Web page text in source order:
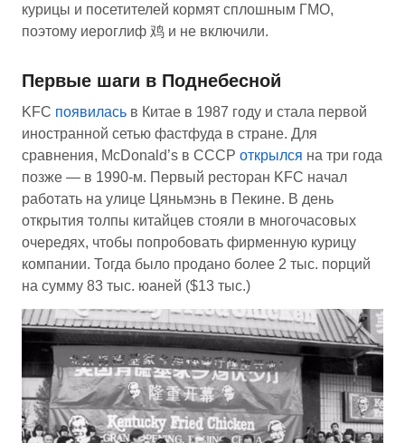
курицы и посетителей кормят сплошным ГМО,
поэтому иероглиф 鸡 и не включили.
Первые шаги в Поднебесной
KFC появилась в Китае в 1987 году и стала первой
иностранной сетью фастфуда в стране. Для
сравнения, McDonald’s в СССР открылся на три года
позже — в 1990-м. Первый ресторан KFC начал
работать на улице Цяньмэнь в Пекине. В день
открытия толпы китайцев стояли в многочасовых
очередях, чтобы попробовать фирменную курицу
компании. Тогда было продано более 2 тыс. порций
на сумму 83 тыс. юаней ($13 тыс.)